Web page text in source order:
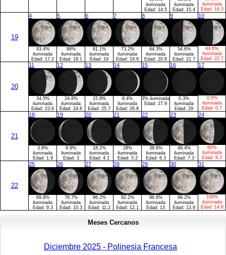
iluminada
Edad: 14.5
iluminada
Edad: 15.4
iluminada
Edad: 16.3
19
4
93.4%
iluminada
Edad: 17.2
5
88%
iluminada
Edad: 18.1
6
81.1%
iluminada
Edad: 19
7
73.2%
iluminada
Edad: 19.9
8
64.3%
iluminada
Edad: 20.8
9
54.6%
iluminada
Edad: 21.7
10
44.6%
iluminada
Edad: 22.7
20
11
34.5%
iluminada
Edad: 23.6
12
24.8%
iluminada
Edad: 24.6
13
15.8%
iluminada
Edad: 25.7
14
8.4%
iluminada
Edad: 26.8
15
3% iluminada
Edad: 27.9
16
0.3%
iluminada
Edad: 29
17
0.5%
iluminada
Edad: 0.7
21
18
3.8%
iluminada
Edad: 1.9
19
9.9%
iluminada
Edad: 3
20
18.2%
iluminada
Edad: 4.1
21
28%
iluminada
Edad: 5.2
22
38.6%
iluminada
Edad: 6.3
23
49.4%
iluminada
Edad: 7.3
24
60%
iluminada
Edad: 8.3
22
25
69.8%
iluminada
Edad: 9.3
26
78.7%
iluminada
Edad: 10.3
27
86.2%
iluminada
Edad: 11.2
28
92.2%
iluminada
Edad: 12.1
29
96.6%
iluminada
Edad: 13
30
99.2%
iluminada
Edad: 13.9
31
100%
iluminada
Edad: 14.8
Meses Cercanos
Diciembre 2025 - Polinesia Francesa